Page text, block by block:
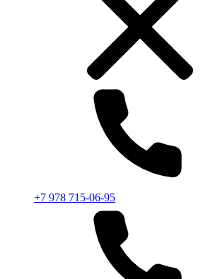
+7 978 715-06-95